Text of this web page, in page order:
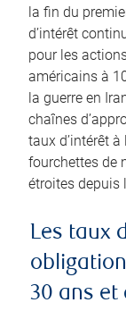
la fin du
d’intérêt
pour les
américains à
la guerre en
chaînes
taux d’intérêt
fourchettes de
étroites depuis
Les taux
30 ans et